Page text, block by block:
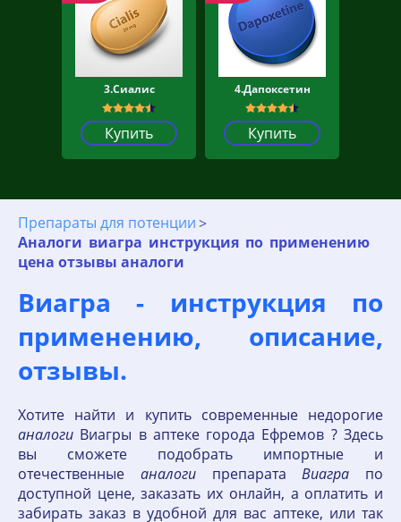
3.Сиалис
Купить
4.Дапоксетин
Купить
Препараты для потенции
Аналоги виагра инструкция по применению
цена отзывы аналоги
Виагра - инструкция по
применению, описание,
отзывы.
Хотите найти и купить современные недорогие
аналоги Виагры в аптеке города Ефремов ? Здесь
вы сможете подобрать импортные и
отечественные аналогипрепаратаВиагра по
доступной цене, заказать их онлайн, а оплатить и
забирать заказ в удобной для вас аптеке, или так